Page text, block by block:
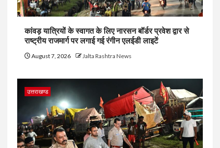
कांवड़ यात्रियों के स्वागत के लिए नारसन बॉर्डर प्रवेश द्वार से
राष्ट्रीय राजमार्ग पर लगाई गई रंगीन एलईडी लाइटें
August 7, 2026 Jalta Rashtra News
उत्तराखण्ड